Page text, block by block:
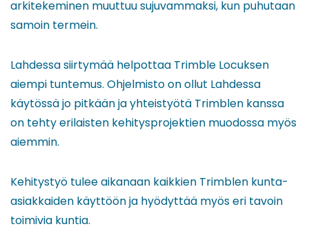
arkitekeminen muuttuu sujuvammaksi, kun puhutaan
samoin termein.
Lahdessa siirtymää helpottaa Trimble Locuksen
aiempi tuntemus. Ohjelmisto on ollut Lahdessa
käytössä jo pitkään ja yhteistyötä Trimblen kanssa
on tehty erilaisten kehitysprojektien muodossa myös
aiemmin.
Kehitystyö tulee aikanaan kaikkien Trimblen kunta-
asiakkaiden käyttöön ja hyödyttää myös eri tavoin
toimivia kuntia.